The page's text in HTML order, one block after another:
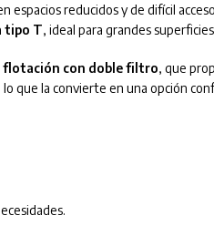
reducidos y de difícil
tipo T, ideal para grandes
flotación con doble filtro, que
que la convierte en una opción